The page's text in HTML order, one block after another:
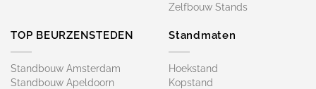
Zelfbouw Stands
TOP BEURZENSTEDEN
Standbouw Amsterdam
Standbouw Apeldoorn
Standmaten
Hoekstand
Kopstand